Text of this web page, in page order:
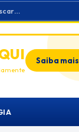
Saiba mais